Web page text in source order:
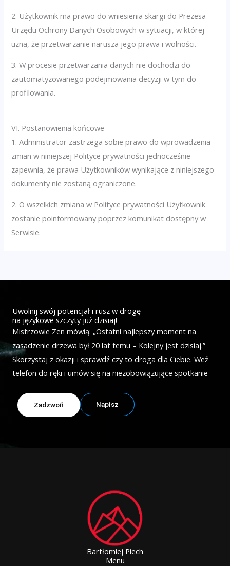
2. Użytkownik ma prawo do wniesienia skargi do Prezesa
Urzędu Ochrony Danych Osobowych w sytuacji, w której
uzna, że przetwarzanie narusza jego prawa i wolności.
3. W procesie przetwarzania danych nie dochodzi do
zautomatyzowanego podejmowania decyzji w tym do
profilowania.
VI. Postanowienia końcowe
1. Administrator zastrzega sobie prawo do wprowadzenia
zmian w niniejszej Polityce prywatności jednocześnie
zapewnia, że prawa Użytkowników wynikające z niniejszego
dokumenty nie zostaną ograniczone.
2. O wszelkich zmiana w Polityce prywatności Użytkownik
zostanie poinformowany poprzez komunikat dostępny w
Serwisie.
Uwolnij swój potencjał i rusz w drogę
na językowe szczyty już dzisiaj!
Mistrzowie Zen mówią: „Ostatni najlepszy moment na
zasadzenie drzewa był 20 lat temu – Kolejny jest dzisiaj.”
Skorzystaj z okazji i sprawdź czy to droga dla Ciebie. Weź
telefon do ręki i umów się na niezobowiązujące spotkanie
Zadzwoń Napisz
Bartłomiej Piech
Menu